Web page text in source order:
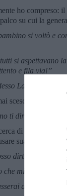
ho compreso:
su cui la
si voltò e
si aspettavano
e fila via!”
Laura ci crede,
sceso dal palco!
ti dirò "indovina
di un padre,
sua moglie.
dirti fratello mio,
che mi manchi,
di qui, per